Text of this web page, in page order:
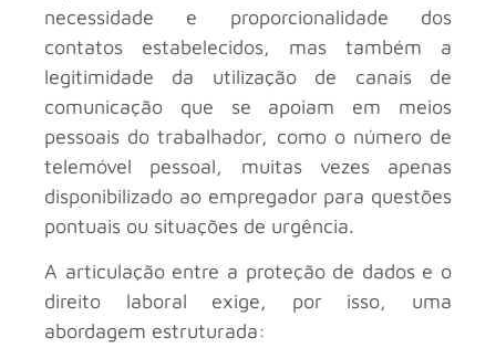
necessidade e proporcionalidade dos
contatos estabelecidos, mas também a
legitimidade da utilização de canais de
comunicação que se apoiam em meios
pessoais do trabalhador, como o número de
telemóvel pessoal, muitas vezes apenas
disponibilizado ao empregador para questões
pontuais ou situações de urgência.
A articulação entre a proteção de dados e o
direito laboral exige, por isso, uma
abordagem estruturada: